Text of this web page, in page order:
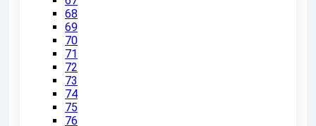
68
69
70
71
72
73
74
75
76